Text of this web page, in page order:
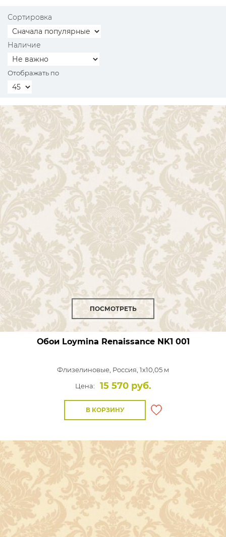
Сортировка
Наличие
Отображать по
ПОСМОТРЕТЬ
Обои Loymina RenaissanceNK1 001
Флизелиновые, Россия, 1x10,05 м
Цена:
15 570 руб.
В КОРЗИНУ